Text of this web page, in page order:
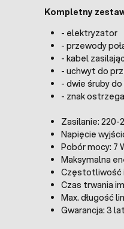
Kompletny
- elektryzator
- przewody
- kabel
- uchwyt do
- dwie śruby
- znak
Zasilanie: 220-
Napięcie
Pobór mocy: 7
Maksymalna
Częstotliwość
Czas trwania
Max. długość
Gwarancja: 3